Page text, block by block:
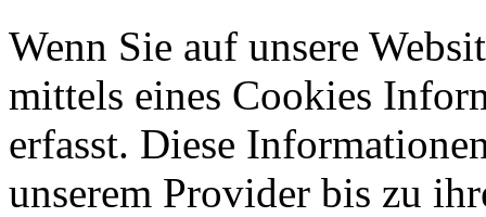
Wenn Sie auf unsere
mittels eines Cookies
erfasst. Diese
unserem Provider bis zu